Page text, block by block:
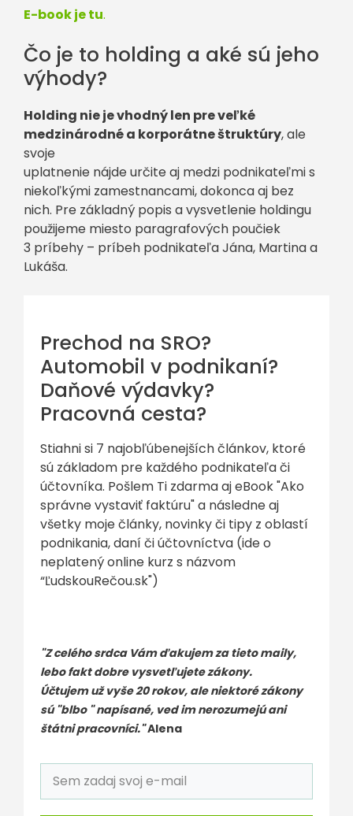
E-book je tu.
Čo je to holding a aké sú jeho
výhody?
Holding nie je vhodný len pre veľké
medzinárodné a korporátne štruktúry, ale
svoje
uplatnenie nájde určite aj medzi podnikateľmi s
niekoľkými zamestnancami, dokonca aj bez
nich. Pre základný popis a vysvetlenie holdingu
použijeme miesto paragrafových poučiek
3 príbehy – príbeh podnikateľa Jána, Martina a
Lukáša.
Prechod na SRO?
Automobil v podnikaní?
Daňové výdavky?
Pracovná cesta?
Stiahni si 7 najobľúbenejších článkov, ktoré
sú základom pre každého podnikateľa či
účtovníka. Pošlem Ti zdarma aj eBook "Ako
správne vystaviť faktúru" a následne aj
všetky moje články, novinky či tipy z oblastí
podnikania, daní či účtovníctva (ide o
neplatený online kurz s názvom
“ĽudskouRečou.sk")
"Z celého srdca Vám ďakujem za tieto maily,
lebo fakt dobre vysvetľujete zákony.
Účtujem už vyše 20 rokov, ale niektoré zákony
sú "blbo " napísané, ved im nerozumejú ani
štátni pracovníci."Alena